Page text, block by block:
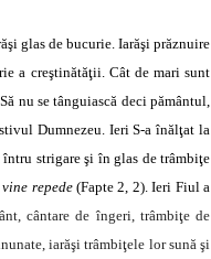
glas de bucurie. Iarăşi prăznuire
a creştinătăţii. Cât de mari sunt
nu se tânguiască deci pământul,
Dumnezeu. Ieri S-a înălţat la
strigare şi în glas de trâmbiţe
repede(Fapte 2, 2). Ieri Fiul a
cântare de îngeri, trâmbiţe de
iarăşi trâmbiţele lor sună şi